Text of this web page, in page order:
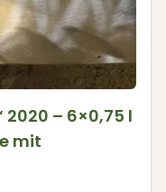
– 6×0,75 l
mit